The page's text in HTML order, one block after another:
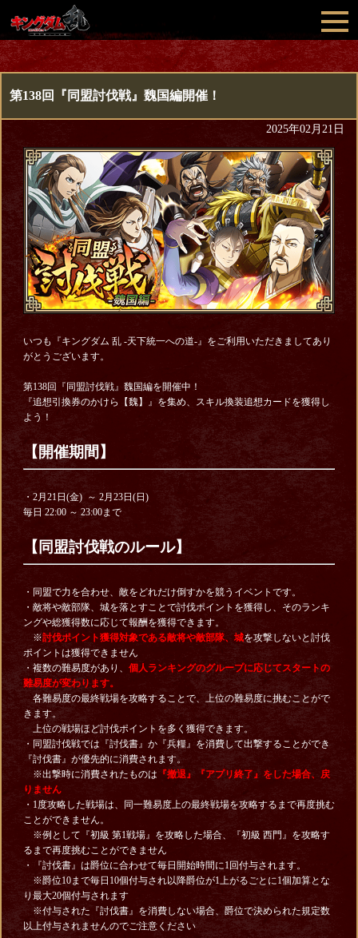
第138回『同盟討伐戦』魏国編開催！
2025年02月21日
いつも『キングダム 乱 -天下統一への道-』をご利用いただきましてあり
がとうございます。
第138回『同盟討伐戦』魏国編を開催中！
『追想引換券のかけら【魏】』を集め、スキル換装追想カードを獲得し
よう！
【開催期間】
・2月21日(金) ～ 2月23日(日)
毎日 22:00 ～ 23:00まで
【同盟討伐戦のルール】
・同盟で力を合わせ、敵をどれだけ倒すかを競うイベントです。
・敵将や敵部隊、城を落とすことで討伐ポイントを獲得し、そのランキ
ングや総獲得数に応じて報酬を獲得できます。
※討伐ポイント獲得対象である敵将や敵部隊、城を攻撃しないと討伐
ポイントは獲得できません
・複数の難易度があり、 個人ランキングのグループに応じてスタートの
難易度が変わります。
各難易度の最終戦場を攻略することで、上位の難易度に挑むことがで
きます。
上位の戦場ほど討伐ポイントを多く獲得できます。
・同盟討伐戦では『討伐書』か『兵糧』を消費して出撃することができ
『討伐書』が優先的に消費されます。
※出撃時に消費されたものは 『撤退』『アプリ終了』をした場合、戻
りません
・1度攻略した戦場は、同一難易度上の最終戦場を攻略するまで再度挑む
ことができません。
※例として『初級 第1戦場』を攻略した場合、『初級 西門』を攻略す
るまで再度挑むことができません
・『討伐書』は爵位に合わせて毎日開始時間に1回付与されます。
※爵位10まで毎日10個付与され以降爵位が1上がるごとに1個加算とな
り最大20個付与されます
※付与された『討伐書』を消費しない場合、爵位で決められた規定数
以上付与されませんのでご注意ください